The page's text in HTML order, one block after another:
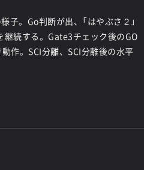
子。Go判断が出、「はやぶさ２」
継続する。Gate3チェック後のGO
作。SCI分離、SCI分離後の水平